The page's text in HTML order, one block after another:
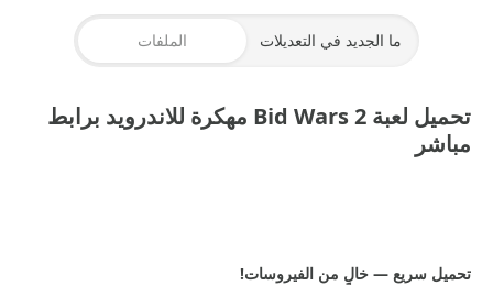
ما الجديد في التعديلات الملفات
تحميل لعبة Bid Wars 2 مهكرة للاندرويد برابط
مباشر
تحميل سريع — خالٍ من الفيروسات!